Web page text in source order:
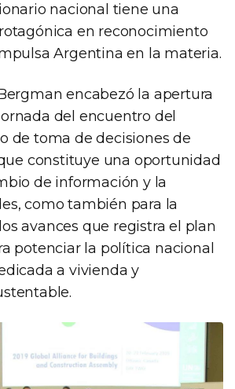
nacional tiene una
en reconocimiento
Argentina en la materia.
encabezó la apertura
del encuentro del
de toma de decisiones de
constituye una oportunidad
de información y la
como también para la
avances que registra el plan
potenciar la política nacional
a vivienda y